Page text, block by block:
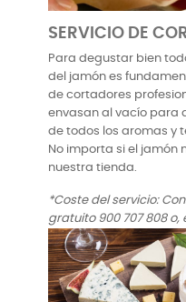
SERVICIO DE
Para degustar bien
del jamón es
de cortadores
envasan al vacío para
de todos los aromas y
No importa si el jamón
nuestra tienda.
*Coste del servicio:
gratuito 900 707 808 o,